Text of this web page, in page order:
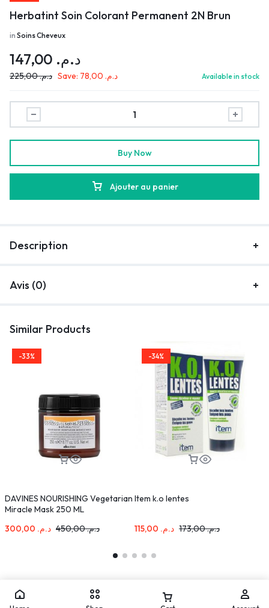
Herbatint Soin Colorant Permanent 2N Brun
in Soins Cheveux
د.م.
د.م.225,00 Save: د.م. Available in stock
Ajouter au panier
Buy Now
Description
Avis (0)
Similar Products
-33%
DAVINES NOURISHING Vegetarian
Miracle Mask 250 ML
د.م.
د.م.450,00
-34%
Item k.o lentes
د.م. د.م.173,00